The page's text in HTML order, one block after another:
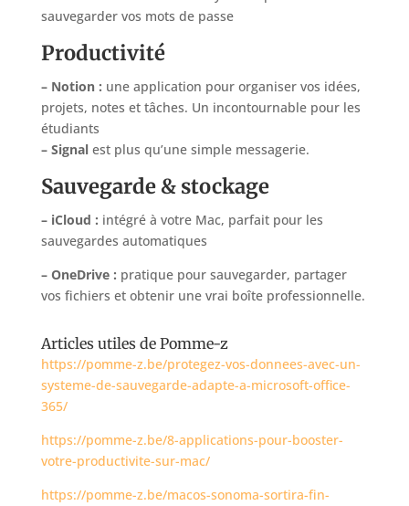
sauvegarder vos mots de passe
Productivité
– Notion : une application pour organiser vos idées,
projets, notes et tâches. Un incontournable pour les
étudiants
– Signalest plus qu’une simple messagerie.
Sauvegarde & stockage
– iCloud : intégré à votre Mac, parfait pour les
sauvegardes automatiques
– OneDrive : pratique pour sauvegarder, partager
vos fichiers et obtenir une vrai boîte professionnelle.
Articles utiles de Pomme-z
https://pomme-z.be/protegez-vos-donnees-avec-un-
systeme-de-sauvegarde-adapte-a-microsoft-office-
365/
https://pomme-z.be/8-applications-pour-booster-
votre-productivite-sur-mac/
https://pomme-z.be/macos-sonoma-sortira-fin-